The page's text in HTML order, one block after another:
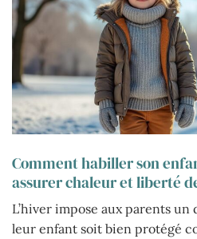
Comment habiller son
assurer chaleur et liberté
L’hiver impose aux parents
leur enfant soit bien protégé